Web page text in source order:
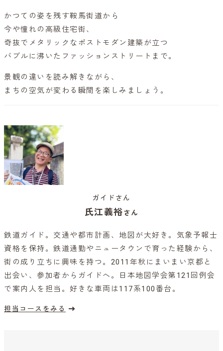
かつての姿を残す鞍馬街道から
今や憧れの高級住宅街、
奇抜でメタリックなポストモダン建築が立つ
バブルに沸いたファッションストリートまで。
景観の違いを読み解きながら、
まちの空気が変わる瞬間を楽しみましょう。
ガイドさん
氏江義裕さん
鉄道ガイド。交通や都市計画、地図が大好き。気象予報士
資格を保持。鉄道通勤やニュータウンで育った経験から、
街の成り立ちに興味を持つ。2011年秋にまいまい京都と
出会い、参加者からガイドへ。日本地図学会第121回例会
で案内人を担当。好きな車両は117系100番台。
担当コースをみる